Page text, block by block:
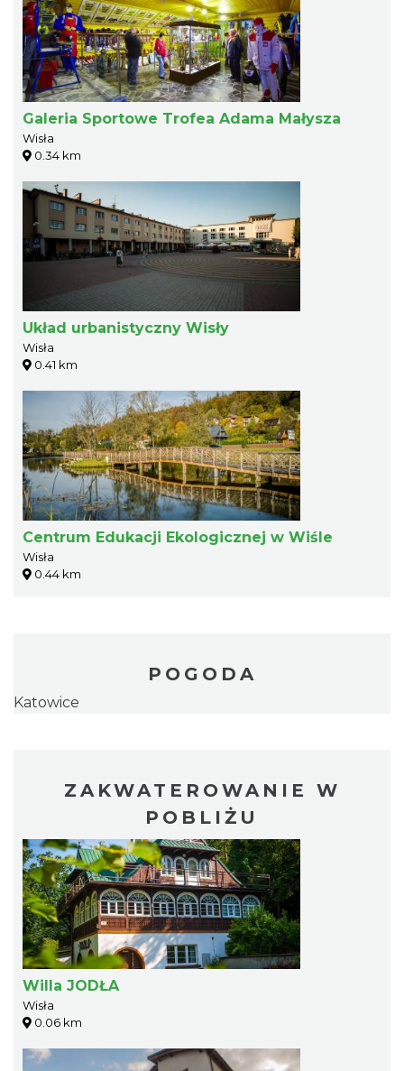
Galeria Sportowe Trofea Adama Małysza
Wisła
0.34 km
Układ urbanistyczny Wisły
Wisła
0.41 km
Centrum Edukacji Ekologicznej w Wiśle
Wisła
0.44 km
POGODA
Katowice
ZAKWATEROWANIE W
POBLIŻU
Willa JODŁA
Wisła
0.06 km